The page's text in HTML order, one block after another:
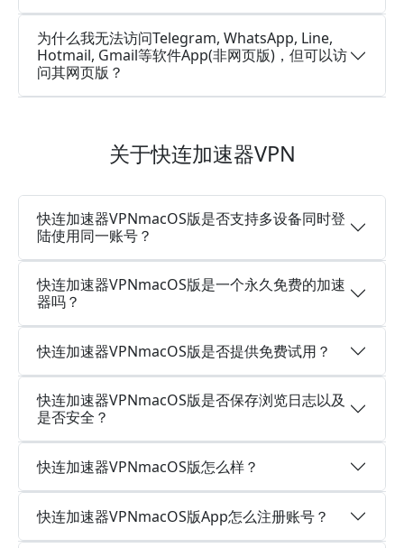
为什么我无法访问Telegram, WhatsApp, Line,
Hotmail, Gmail等软件App(非网页版)，但可以访
问其网页版？
关于快连加速器VPN
快连加速器VPNmacOS版是否支持多设备同时登
陆使用同一账号？
快连加速器VPNmacOS版是一个永久免费的加速
器吗？
快连加速器VPNmacOS版是否提供免费试用？
快连加速器VPNmacOS版是否保存浏览日志以及
是否安全？
快连加速器VPNmacOS版怎么样？
快连加速器VPNmacOS版App怎么注册账号？